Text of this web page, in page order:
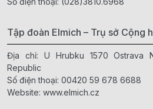
Tập đoàn Elmich – Trụ sở Cộng
Địa chỉ: U Hrubku 1570 Ostrava
Republic
Số điện thoại: 00420 59 678 6688
Website: www.elmich.cz